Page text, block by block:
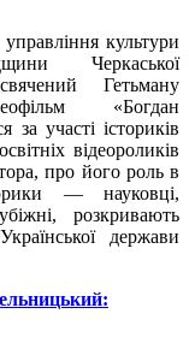
культури
Черкаської
Гетьману
«Богдан
за участі істориків
відеороликів
про його роль в
— науковці,
розкривають
держави